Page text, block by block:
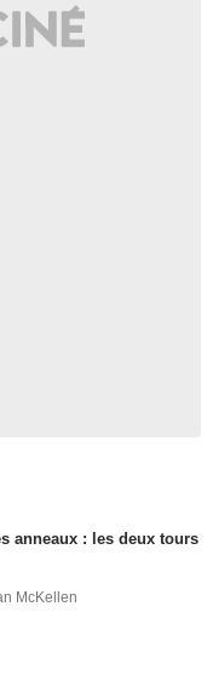
anneaux : les deux tours
McKellen